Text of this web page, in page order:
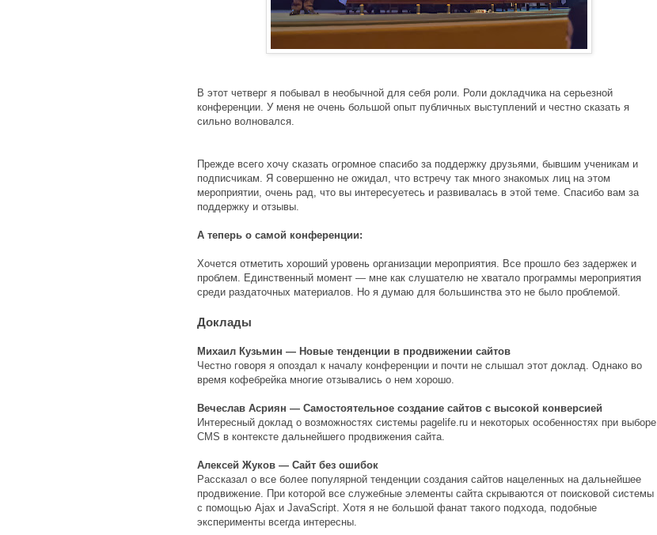
В этот четверг я побывал в необычной для себя роли. Роли докладчика на серьезной
конференции. У меня не очень большой опыт публичных выступлений и честно сказать я
сильно волновался.
Прежде всего хочу сказать огромное спасибо за поддержку друзьями, бывшим ученикам и
подписчикам. Я совершенно не ожидал, что встречу так много знакомых лиц на этом
мероприятии, очень рад, что вы интересуетесь и развивалась в этой теме. Спасибо вам за
поддержку и отзывы.
А теперь о самой конференции:
Хочется отметить хороший уровень организации мероприятия. Все прошло без задержек и
проблем. Единственный момент — мне как слушателю не хватало программы мероприятия
среди раздаточных материалов. Но я думаю для большинства это не было проблемой.
Доклады
Михаил Кузьмин — Новые тенденции в продвижении сайтов
Честно говоря я опоздал к началу конференции и почти не слышал этот доклад. Однако во
время кофебрейка многие отзывались о нем хорошо.
Вечеслав Асриян — Самостоятельное создание сайтов с высокой конверсией
Интересный доклад о возможностях системы pagelife.ru и некоторых особенностях при выборе
CMS в контексте дальнейшего продвижения сайта.
Алексей Жуков — Сайт без ошибок
Рассказал о все более популярной тенденции создания сайтов нацеленных на дальнейшее
продвижение. При которой все служебные элементы сайта скрываются от поисковой системы
с помощью Ajax и JavaScript. Хотя я не большой фанат такого подхода, подобные
эксперименты всегда интересны.